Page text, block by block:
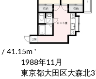
/ 41.15m 2
1988年11月
東京都大田区大森北3